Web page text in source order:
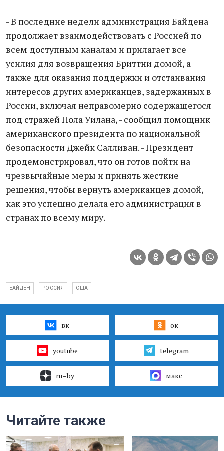
- В последние недели администрация Байдена
продолжает взаимодействовать с Россией по
всем доступным каналам и прилагает все
усилия для возвращения Бриттни домой, а
также для оказания поддержки и отстаивания
интересов других американцев, задержанных в
России, включая неправомерно содержащегося
под стражей Пола Уилана, - сообщил помощник
американского президента по национальной
безопасности Джейк Салливан. - Президент
продемонстрировал, что он готов пойти на
чрезвычайные меры и принять жесткие
решения, чтобы вернуть американцев домой,
как это успешно делала его администрация в
странах по всему миру.
БАЙДЕН РОССИЯ США
вк ок
youtube telegram
ru–by макс
Читайте также